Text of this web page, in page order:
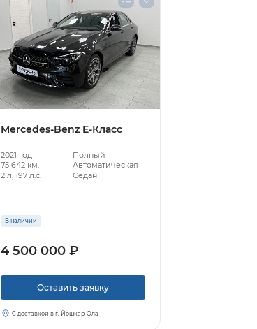
Mercedes-Benz E-Класс
2021 год
Полный
75 642 км.
Автоматическая
2 л, 197 л.с.
Седан
В наличии
4 500 000 ₽
Оставить заявку
С доставкой в г. Йошкар-Ола